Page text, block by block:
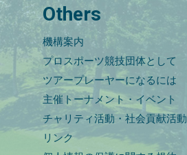
Others
機構案内
プロスポーツ競技団体として
ツアープレーヤーになるには
主催トーナメント・イベント
チャリティ活動・社会貢献活動
リンク